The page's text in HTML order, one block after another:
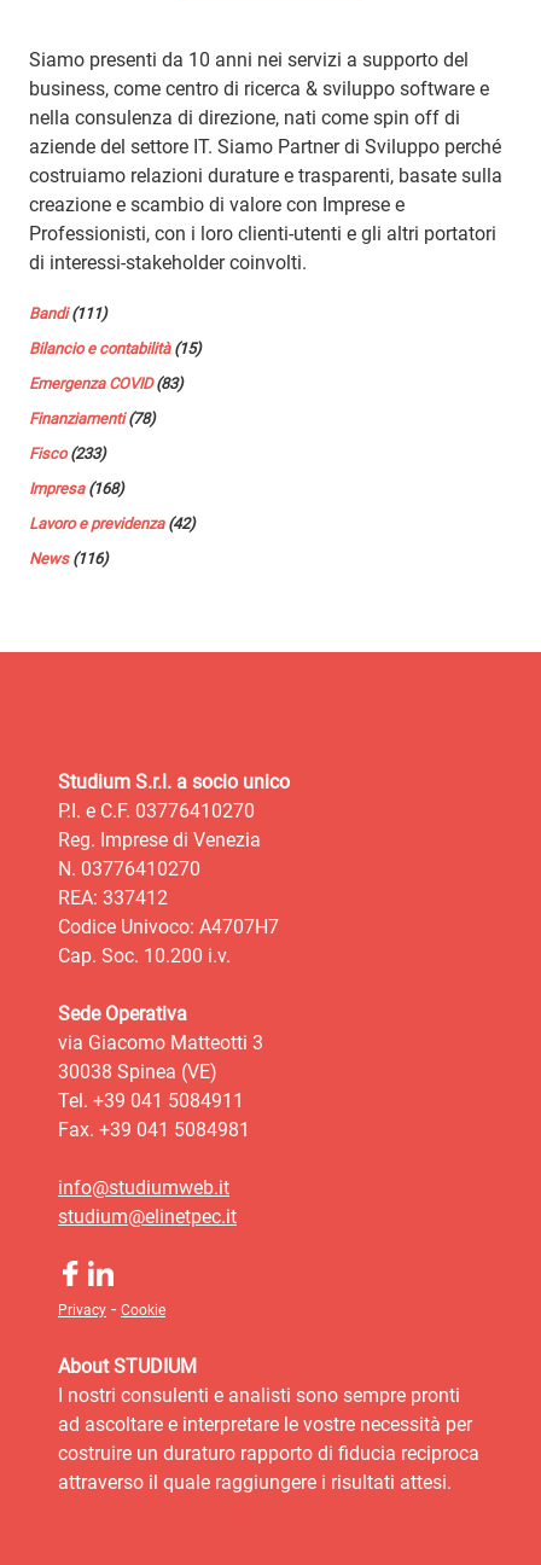
Siamo presenti da 10 anni nei servizi a supporto del
business, come centro di ricerca & sviluppo software e
nella consulenza di direzione, nati come spin off di
aziende del settore IT. Siamo Partner di Sviluppo perché
costruiamo relazioni durature e trasparenti, basate sulla
creazione e scambio di valore con Imprese e
Professionisti, con i loro clienti-utenti e gli altri portatori
di interessi-stakeholder coinvolti.
Bandi(111)
Bilancio e contabilità(15)
Emergenza COVID(83)
Finanziamenti(78)
Fisco(233)
Impresa(168)
Lavoro e previdenza(42)
News(116)
Studium S.r.l. a socio unico
P.I. e C.F. 03776410270
Reg. Imprese di Venezia
N. 03776410270
REA: 337412
Codice Univoco: A4707H7
Cap. Soc. 10.200 i.v.
Sede Operativa
via Giacomo Matteotti 3
30038 Spinea (VE)
Tel. +39 041 5084911
Fax. +39 041 5084981
info@studiumweb.it
studium@elinetpec.it
Privacy - Cookie
About STUDIUM
I nostri consulenti e analisti sono sempre pronti
ad ascoltare e interpretare le vostre necessità per
costruire un duraturo rapporto di fiducia reciproca
attraverso il quale raggiungere i risultati attesi.